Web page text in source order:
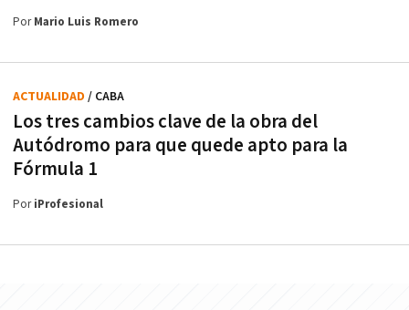
PorMario Luis Romero
Los tres cambios clave de la obra del
Autódromo para que quede apto para la
Fórmula 1
ACTUALIDAD / CABA
PoriProfesional